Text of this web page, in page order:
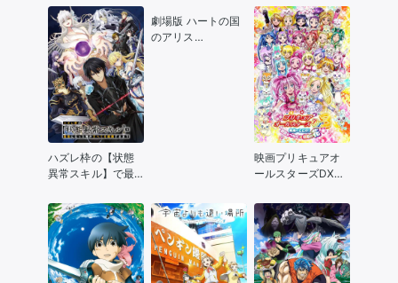
き夜のアリア
ハズレ枠の【状態
異常スキル】で最
べてを蹂躙するま
で
劇場版 ハートの国
のアリス
映画プリキュアオ
ールスターズDX3
をつなぐ☆虹の花